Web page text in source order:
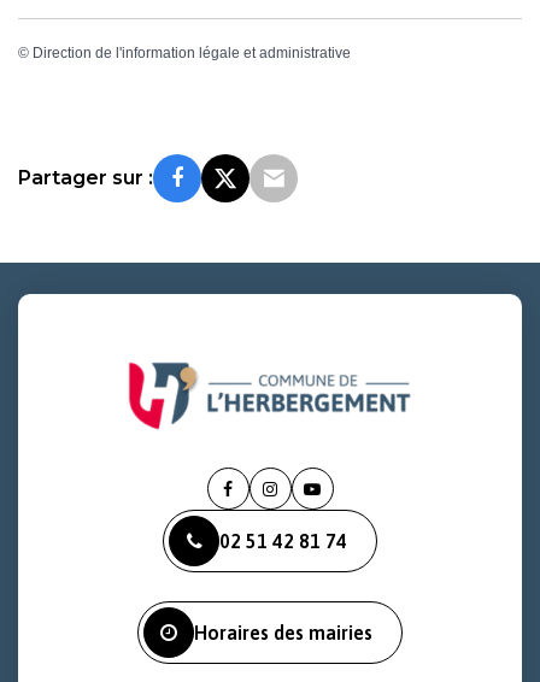
© Direction de l'information légale et administrative
Partager sur :
Lien
le
compte
Lien
le
compte
Lien
la
chaîne
02 51 42 81 74
Horaires des mairies